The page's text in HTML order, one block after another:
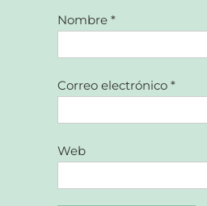
Nombre*
Correo electrónico*
Web